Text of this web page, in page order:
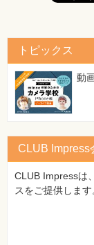
トピックス
動
CLUB Impress
CLUB Impressは
スをご提供しま